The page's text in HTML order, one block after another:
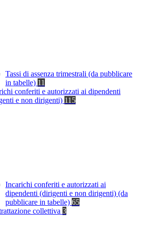
Tassi di assenza trimestrali (da pubblicare
in tabelle) 11
conferiti e autorizzati ai dipendenti
e non dirigenti) 115
Incarichi conferiti e autorizzati ai
dipendenti (dirigenti e non dirigenti) (da
pubblicare in tabelle) 65
collettiva 3